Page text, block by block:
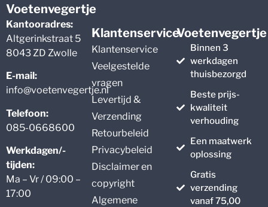
Voetenvegertje
Kantooradres:
Altgerinkstraat 5
8043 ZD Zwolle
E-mail:
info@voetenvegertje.nl
Telefoon:
085-0668600
Werkdagen/-
tijden:
Ma – Vr / 09:00 –
17:00
Klantenservice
Klantenservice
Veelgestelde
vragen
Levertijd &
Verzending
Retourbeleid
Privacybeleid
Disclaimer en
copyright
Algemene
Voetenvegertje
Binnen 3
werkdagen
thuisbezorgd
Beste prijs-
kwaliteit
verhouding
Een maatwerk
oplossing
Gratis
verzending
vanaf 75,00